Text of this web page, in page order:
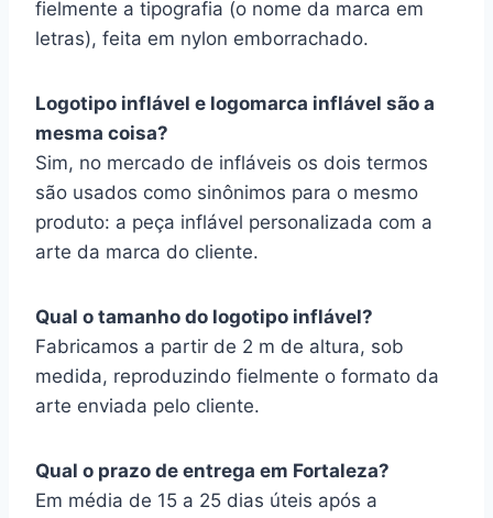
fielmente a tipografia (o nome da marca em
letras), feita em nylon emborrachado.
Logotipo inflável e logomarca inflável são a
mesma coisa?
Sim, no mercado de infláveis os dois termos
são usados como sinônimos para o mesmo
produto: a peça inflável personalizada com a
arte da marca do cliente.
Qual o tamanho do logotipo inflável?
Fabricamos a partir de 2 m de altura, sob
medida, reproduzindo fielmente o formato da
arte enviada pelo cliente.
Qual o prazo de entrega em Fortaleza?
Em média de 15 a 25 dias úteis após a